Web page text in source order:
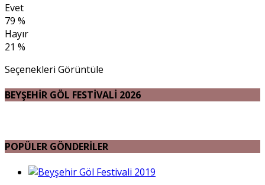
Evet
79 %
Hayır
21 %
Seçenekleri Görüntüle
BEYŞEHİR GÖL FESTİVALİ 2026
POPÜLER GÖNDERİLER